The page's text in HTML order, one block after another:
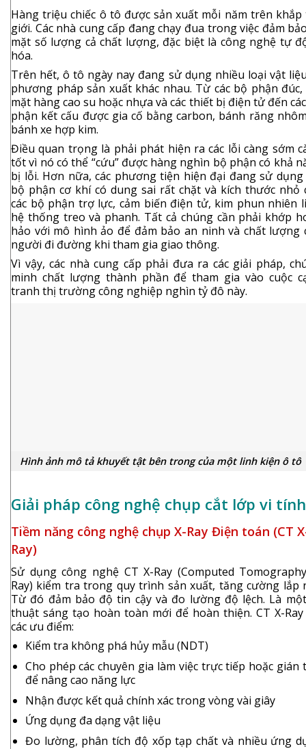
Hàng triệu chiếc ô tô được sản xuất mỗi năm trên khắp
giới. Các nhà cung cấp đang chạy đua trong việc đảm
mặt số lượng cả chất lượng, đặc biệt là công nghệ tự
hóa.
Trên hết, ô tô ngày nay đang sử dụng nhiều loại vật
phương pháp sản xuất khác nhau. Từ các bộ phận đúc,
mặt hàng cao su hoặc nhựa và các thiết bị điện tử đến
phận kết cấu được gia cố bằng carbon, bánh răng
bánh xe hợp kim.
Điều quan trọng là phải phát hiện ra các lỗi càng sớm
tốt vì nó có thể “cứu” được hàng nghìn bộ phận có khả
bị lỗi. Hơn nữa, các phương tiện hiện đại đang sử dụng
bộ phận cơ khí có dung sai rất chặt và kích thước nhỏ
các bộ phận trợ lực, cảm biến điện tử, kim phun nhiên
hệ thống treo và phanh. Tất cả chúng cần phải khớp
hảo với mô hình ảo để đảm bảo an ninh và chất lượng
người đi đường khi tham gia giao thông.
Vì vậy, các nhà cung cấp phải đưa ra các giải pháp,
minh chất lượng thành phần để tham gia vào cuộc
tranh thị trường công nghiệp nghìn tỷ đô này.
Hình ảnh mô tả khuyết tật bên trong của một linh kiện ô tô
Giải pháp công nghệ chụp cắt lớp vi
Tiềm năng công nghệ chụp X-Ray Điện toán (CT
Ray)
Sử dụng công nghệ CT X-Ray (Computed
Ray) kiểm tra trong quy trình sản xuất, tăng cường lắp
Từ đó đảm bảo độ tin cậy và đo lường độ lệch. Là
thuật sáng tạo hoàn toàn mới để hoàn thiện. CT X-
các ưu điểm:
Kiểm tra không phá hủy mẫu (NDT)
Cho phép các chuyên gia làm việc trực tiếp hoặc gián
để nâng cao năng lực
Nhận được kết quả chính xác trong vòng vài giây
Ứng dụng đa dạng vật liệu
Đo lường, phân tích độ xốp tạp chất và nhiều ứng